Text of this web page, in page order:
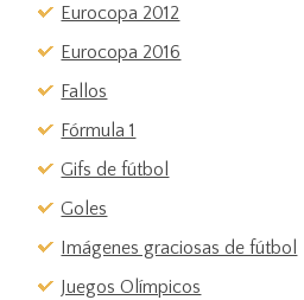
Eurocopa 2012
Eurocopa 2016
Fallos
Fórmula 1
Gifs de fútbol
Goles
Imágenes graciosas de fútbol
Juegos Olímpicos